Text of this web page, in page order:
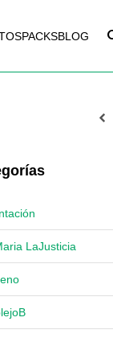
PACKSBLOG
LaJusticia